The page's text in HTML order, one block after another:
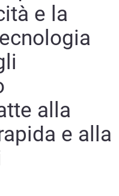
e la
alla
e alla